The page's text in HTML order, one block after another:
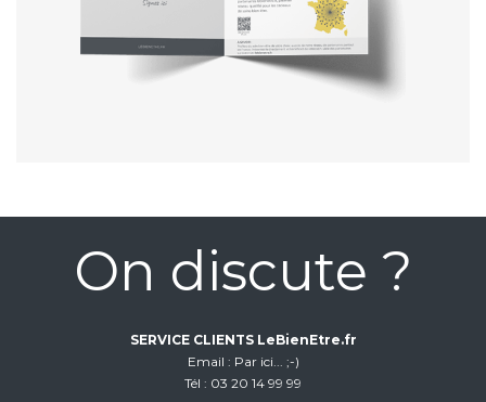
On discute ?
SERVICE CLIENTS LeBienEtre.fr
Email
Par ici... ;-)
Tél
03 20 14 99 99